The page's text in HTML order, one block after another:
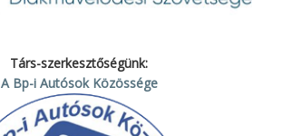
Társ-szerkesztőségünk:
A Bp-i Autósok Közössége